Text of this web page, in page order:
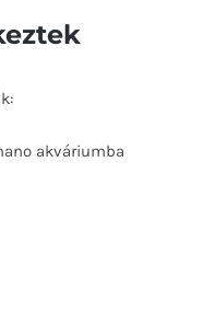
akváriumba